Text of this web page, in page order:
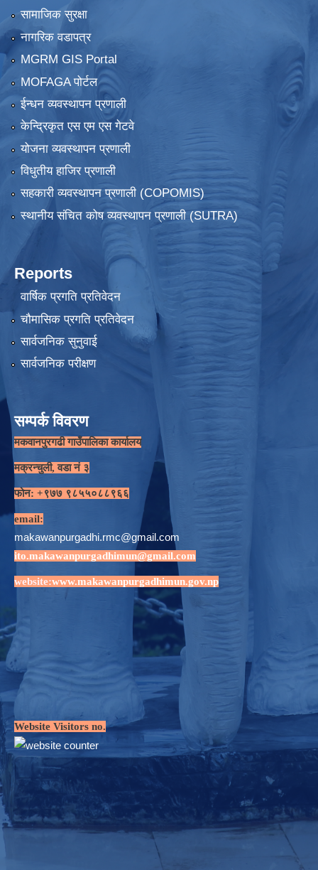
सामाजिक सुरक्षा
नागरिक वडापत्र
MGRM GIS Portal
MOFAGA पोर्टल
ईन्धन व्यवस्थापन प्रणाली
केन्द्रिकृत एस एम एस गेटवे
योजना व्यवस्थापन प्रणाली
विधुतीय हाजिर प्रणाली
सहकारी व्यवस्थापन प्रणाली (COPOMIS)
स्थानीय संचित कोष व्यवस्थापन प्रणाली (SUTRA)
Reports
वार्षिक प्रगति प्रतिवेदन
चौमासिक प्रगति प्रतिवेदन
सार्वजनिक सुनुवाई
सार्वजनिक परीक्षण
सम्पर्क विवरण
मकवानपुरगढी गाउँपालिका कार्यालय
मक्रन्चुली, वडा नं ३
फोन: +९७७ ९८५५०८८९६६
email:
makawanpurgadhi.rmc@gmail.com
ito.makawanpurgadhimun@gmail.com
website:www.makawanpurgadhimun.gov.np
Website Visitors no.